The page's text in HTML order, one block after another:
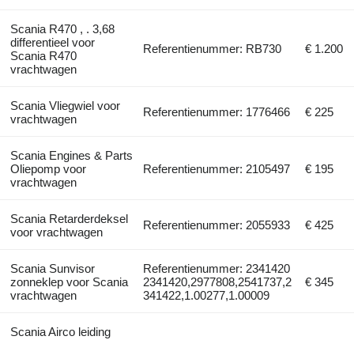
Scania R470 , . 3,68
differentieel voor
Scania R470
vrachtwagen
Referentienummer: RB730 € 1.200
Scania Vliegwiel voor
vrachtwagen
Referentienummer: 1776466 € 225
Scania Engines & Parts
Oliepomp voor
vrachtwagen
Referentienummer: 2105497 € 195
Scania Retarderdeksel
voor vrachtwagen
Referentienummer: 2055933 € 425
Scania Sunvisor
zonneklep voor Scania
vrachtwagen
Referentienummer: 2341420
2341420,2977808,2541737,2
341422,1.00277,1.00009
€ 345
Scania Airco leiding